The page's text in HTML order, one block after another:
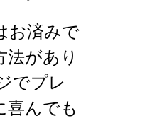
お済みで
があり
でプレ
喜んでも